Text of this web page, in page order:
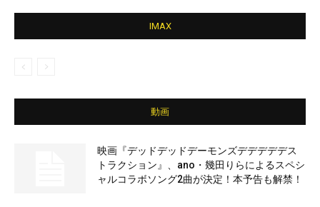
IMAX
動画
映画『デッドデッドデーモンズデデデデデス
トラクション』、ano・幾田りらによるスペシ
ャルコラボソング2曲が決定！本予告も解禁！